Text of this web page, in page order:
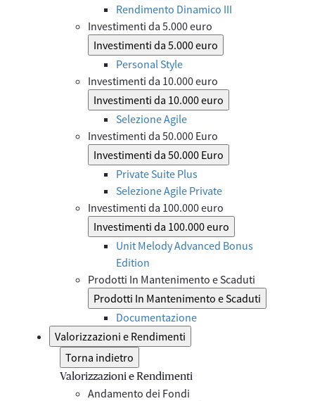
Rendimento Dinamico III
Investimenti da 5.000 euro
Investimenti da 5.000 euro
Personal Style
Investimenti da 10.000 euro
Investimenti da 10.000 euro
Selezione Agile
Investimenti da 50.000 Euro
Investimenti da 50.000 Euro
Private Suite Plus
Selezione Agile Private
Investimenti da 100.000 euro
Investimenti da 100.000 euro
Unit Melody Advanced Bonus
Edition
Prodotti In Mantenimento e Scaduti
Prodotti In Mantenimento e Scaduti
Documentazione
Valorizzazioni e Rendimenti
Torna indietro
Valorizzazioni e Rendimenti
Andamento dei Fondi